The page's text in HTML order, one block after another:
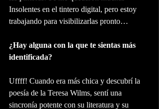
Insolentes en el tintero digital, pero estoy
trabajando para visibilizarlas pronto…
¿Hay alguna con la que te sientas más
identificada?
Uffff! Cuando era más chica y descubrí la
poesía de la Teresa Wilms, sentí una
sincronía potente con su literatura y su